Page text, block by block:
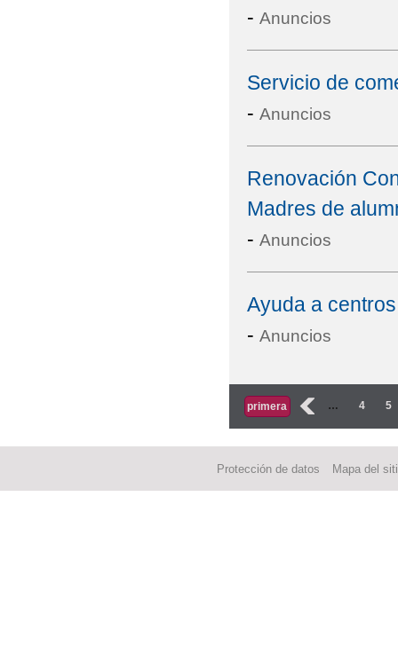
- Anuncios
Servicio de
- Anuncios
Renovación
Madres de
- Anuncios
Ayuda a
- Anuncios
Páginas
primera ‹ … 4 5
Protección de datos Mapa del